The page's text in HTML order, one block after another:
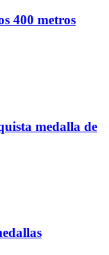
400 metros
medalla de